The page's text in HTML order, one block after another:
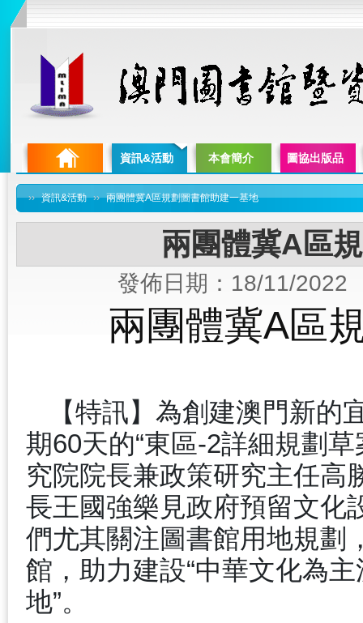
資訊&活動 本會簡介 圖協出版品
›› 資訊&活動 ›› 兩團體冀A區規劃圖書館助建一基地
兩團體冀A區
發佈日期：18/11/2022
兩團體冀A區
【特訊】為創建澳門新
期60天的“東區-2詳細規劃草
究院院長兼政策研究主任高
長王國強樂見政府預留文化
們尤其關注圖書館用地規劃
館，助力建設“中華文化為
地”。